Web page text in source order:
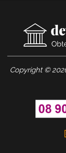
Copyright ©